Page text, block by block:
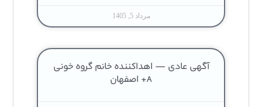
مرداد 5, 1405
آگهی عادی — اهداکننده خانم گروه خونی
A+ اصفهان